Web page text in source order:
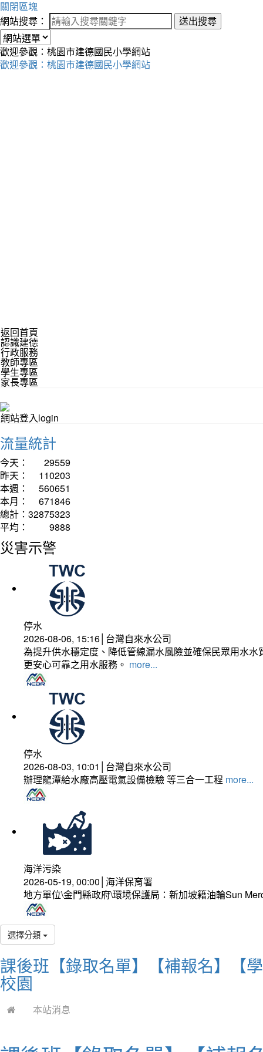
關閉區塊
網站搜尋：
送出搜尋
歡迎參觀：桃園市建德國民小學網站
歡迎參觀：桃園市建德國民小學網站
返回首頁
認識建德
行政服務
教師專區
學生專區
家長專區
網站登入login
流量統計
今天：
29559
昨天：
110203
本週：
560651
本月：
671846
總計： 32875323
平均：
9888
災害示警
停水
2026-08-06, 15:16│台灣自來水公司
為提升供水穩定度、降低管線漏水風險並確保民眾用水
更安心可靠之用水服務。 more...
停水
2026-08-03, 10:01│台灣自來水公司
辦理龍潭給水廠高壓電氣設備檢驗 等三合一工程 more...
海洋污染
2026-05-19, 00:00│海洋保育署
地方單位\金門縣政府\環境保護局：新加坡籍油輪Sun
選擇分類
課後班【錄取名單】【補報名】【
校園
本站消息